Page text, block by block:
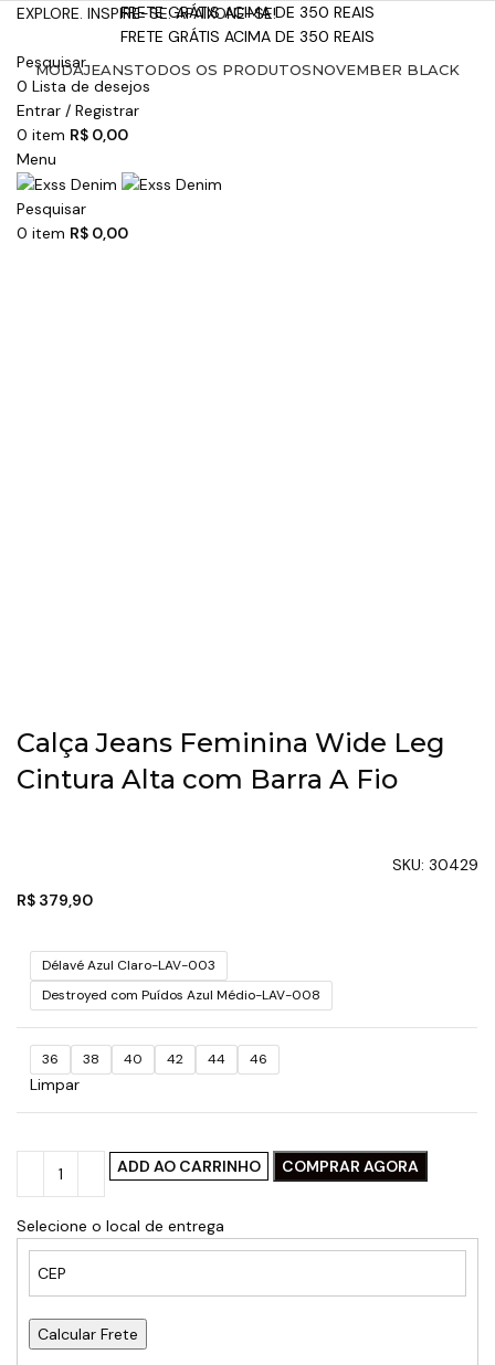
FRETE GRÁTIS ACIMA DE 350 REAIS
FRETE GRÁTIS ACIMA DE 350 REAIS
EXPLORE. INSPIRE-SE. APAIXONE-SE!
Pesquisar
0 Lista de desejos
Entrar / Registrar
0 item R$ 0,00
Menu
Pesquisar
0 item R$ 0,00
MODAJEANSTODOS OS PRODUTOSNOVEMBER BLACK
Calça Jeans Feminina Wide Leg
Cintura Alta com Barra A Fio
SKU: 30429
R$ 379,90
Délavé Azul Claro-LAV-003
Destroyed com Puídos Azul Médio-LAV-008
36 38 40 42 44 46
Limpar
ADD AO CARRINHO COMPRAR AGORA
Selecione o local de entrega
Calcular Frete